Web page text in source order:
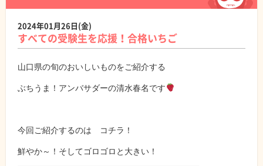
2024年01月26日(金)
すべての受験生を応援！合格いちご
山口県の旬のおいしいものをご紹介する
ぶちうま！アンバサダーの清水春名です
今回ご紹介するのは コチラ！
鮮やか～！そしてゴロゴロと大きい！